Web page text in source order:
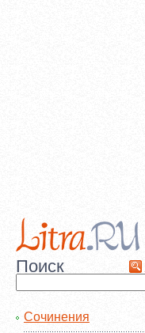
Поиск
Сочинения